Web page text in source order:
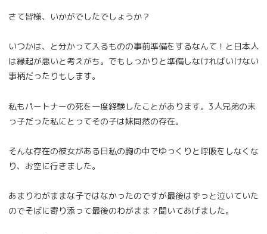
さて皆様、いかがでしたでしょうか？
いつかは、と分かって入るものの事前準備をするなんて！と日本人
は縁起が悪いと考えがち。でもしっかりと準備しなければいけない
事柄だったりもします。
私もパートナーの死を一度経験したことがあります。3人兄弟の末
っ子だった私にとってその子は妹同然の存在。
そんな存在の彼女がある日私の胸の中でゆっくりと呼吸をしなくな
り、お空に行きました。
あまりわがままな子ではなかったのですが最後はずっと泣いていた
のでそばに寄り添って最後のわがまま？聞いてあげました。